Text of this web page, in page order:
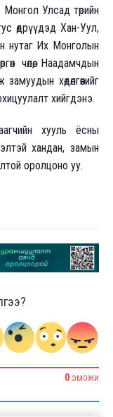
Улсад төрийн
өдрүүдэд Хан-Уул,
нутаг Их Монголын
чөлөө, Наадамчдын
хөдөлгөөнийг
хийгдэнэ.
хууль ёсны
хандан, замын
оролцоно уу.
0 ЭМОЖИ